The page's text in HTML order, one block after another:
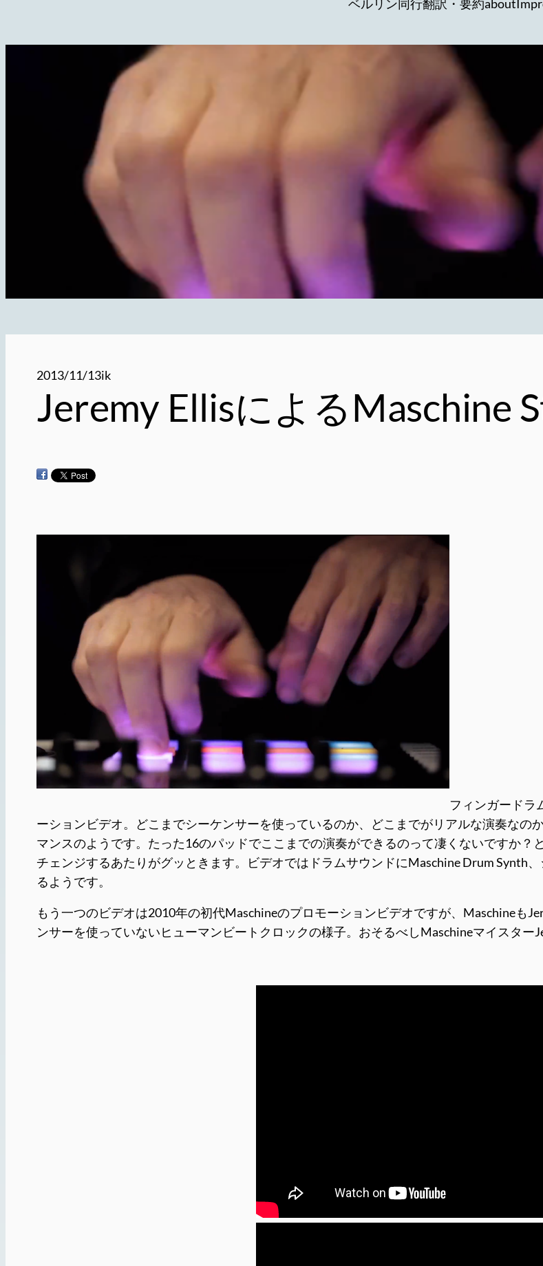
ベルリン同行翻訳・要約about
2013/11/13ik
Jeremy EllisによるMaschine
フィンガードラ
ーションビデオ。どこまでシーケンサーを使っているのか、どこまでがリアルな演奏なの
マンスのようです。たった16のパッドでここまでの演奏ができるのって凄くないですか
チェンジするあたりがグッときます。ビデオではドラムサウンドにMaschine Drum Synth
るようです。
もう一つのビデオは2010年の初代Maschineのプロモーションビデオですが、Maschineも
ンサーを使っていないヒューマンビートクロックの様子。おそるべしMaschineマイスター